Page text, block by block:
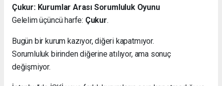
Çukur: Kurumlar Arası Sorumluluk Oyunu
Gelelim üçüncü harfe: Çukur.
Bugün bir kurum kazıyor, diğeri kapatmıyor.
Sorumluluk birinden diğerine atılıyor, ama sonuç
değişmiyor.